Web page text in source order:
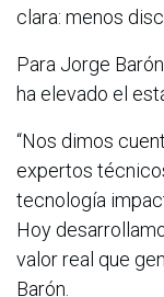
clara: menos
Para Jorge
ha elevado el
“Nos dimos
expertos
tecnología
Hoy
valor real que
Barón.